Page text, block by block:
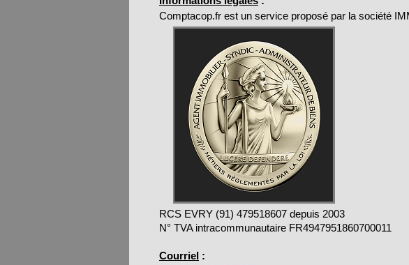
Comptacop.fr est un service proposé par la société
RCS EVRY (91) 479518607 depuis 2003
N° TVA intracommunautaire FR4947951860700011
Courriel :